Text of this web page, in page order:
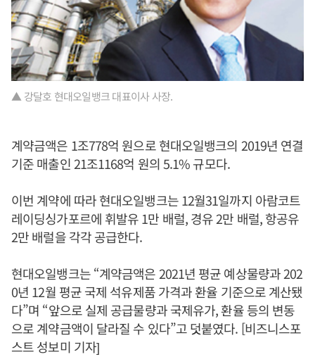
▲ 강달호 현대오일뱅크 대표이사 사장.
계약금액은 1조778억 원으로 현대오일뱅크의 2019년 연결
기준 매출인 21조1168억 원의 5.1% 규모다.
이번 계약에 따라 현대오일뱅크는 12월31일까지 아람코트
레이딩싱가포르에 휘발유 1만 배럴, 경유 2만 배럴, 항공유
2만 배럴을 각각 공급한다.
현대오일뱅크는 “계약금액은 2021년 평균 예상물량과 202
0년 12월 평균 국제 석유제품 가격과 환율 기준으로 계산됐
다”며 “앞으로 실제 공급물량과 국제유가, 환율 등의 변동
으로 계약금액이 달라질 수 있다”고 덧붙였다. [비즈니스포
스트 성보미 기자]